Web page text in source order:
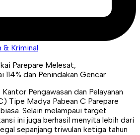
& Kriminal
Pengawasan dan Pelayanan
Tipe Madya Pabean C Parepare
Selain melampaui target
ini juga berhasil menyita lebih dari
sepanjang triwulan ketiga tahun